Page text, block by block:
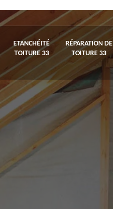
ETANCHÉITÉ
TOITURE 33
RÉPARATION DE
TOITURE 33